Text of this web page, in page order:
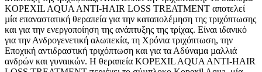
KOPEXIL AQUA ANTI-HAIR LOSS TREATMENT αποτελεί
µία επαναστατική θεραπεία για την καταπολέµηση της τριχόπτωσης
και για την ενεργοποίηση της ανάπτυξης της τρίχας. Είναι ιδανικό
για την Ανδρογενετική αλωπεκία, τη Χρόνια τριχόπτωση, την
Εποχική αντιδραστική τριχόπτωση και για τα Αδύναµα µαλλιά
ανδρών και γυναικών. Η θεραπεία KOPEXIL AQUA ANTI-HAIR